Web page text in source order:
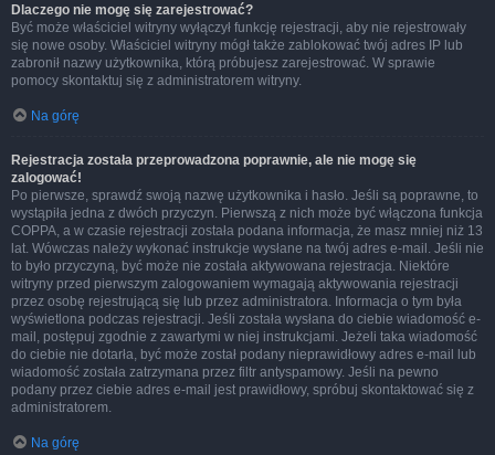
Dlaczego nie mogę się zarejestrować?
Być może właściciel witryny wyłączył funkcję rejestracji, aby nie rejestrowały
się nowe osoby. Właściciel witryny mógł także zablokować twój adres IP lub
zabronił nazwy użytkownika, którą próbujesz zarejestrować. W sprawie
pomocy skontaktuj się z administratorem witryny.
Na górę
Rejestracja została przeprowadzona poprawnie, ale nie mogę się
zalogować!
Po pierwsze, sprawdź swoją nazwę użytkownika i hasło. Jeśli są poprawne, to
wystąpiła jedna z dwóch przyczyn. Pierwszą z nich może być włączona funkcja
COPPA, a w czasie rejestracji została podana informacja, że masz mniej niż 13
lat. Wówczas należy wykonać instrukcje wysłane na twój adres e-mail. Jeśli nie
to było przyczyną, być może nie została aktywowana rejestracja. Niektóre
witryny przed pierwszym zalogowaniem wymagają aktywowania rejestracji
przez osobę rejestrującą się lub przez administratora. Informacja o tym była
wyświetlona podczas rejestracji. Jeśli została wysłana do ciebie wiadomość e-
mail, postępuj zgodnie z zawartymi w niej instrukcjami. Jeżeli taka wiadomość
do ciebie nie dotarła, być może został podany nieprawidłowy adres e-mail lub
wiadomość została zatrzymana przez filtr antyspamowy. Jeśli na pewno
podany przez ciebie adres e-mail jest prawidłowy, spróbuj skontaktować się z
administratorem.
Na górę